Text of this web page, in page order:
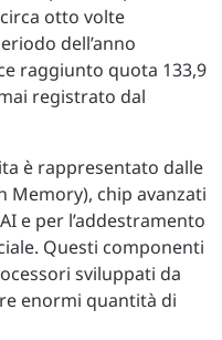
otto volte
dell’anno
raggiunto quota 133,9
registrato dal
è rappresentato dalle
Memory), chip avanzati
e per l’addestramento
Questi componenti
sviluppati da
enormi quantità di